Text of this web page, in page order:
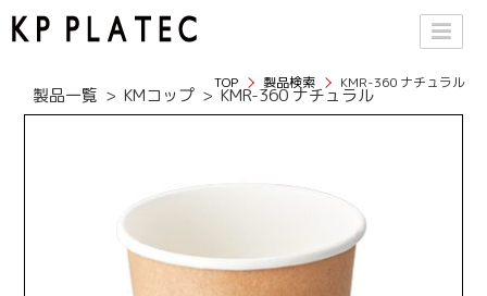
TOP 製品検索 KMR-360 ナチュラル
製品一覧 KMコップ KMR-360 ナチュラル